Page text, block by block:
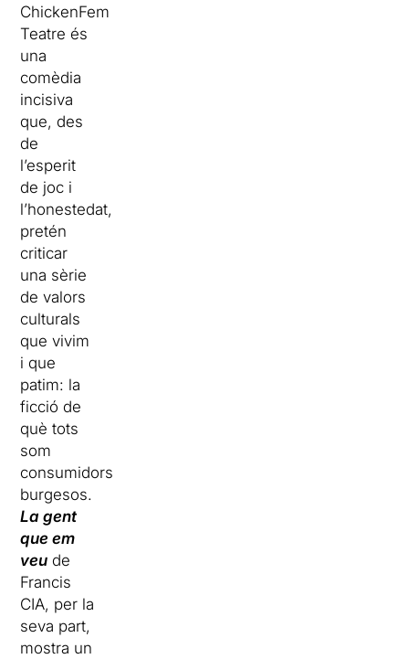
ChickenFem
Teatre és
una
comèdia
incisiva
que, des
de
l’esperit
de joc i
l’honestedat,
pretén
criticar
una sèrie
de valors
culturals
que vivim
i que
patim: la
ficció de
què tots
som
consumidors
burgesos.
La gent
que em
veu de
Francis
CIA, per la
seva part,
mostra un